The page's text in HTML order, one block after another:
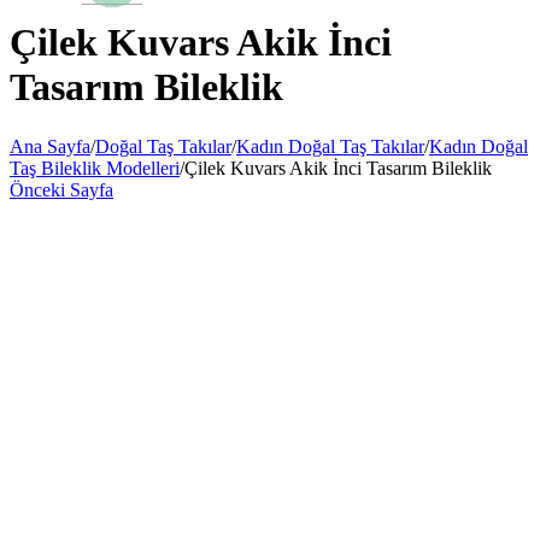
Çilek Kuvars Akik İnci
Tasarım Bileklik
Ana Sayfa/Doğal Taş Takılar/Kadın Doğal Taş Takılar/Kadın Doğal
Taş Bileklik Modelleri/Çilek Kuvars Akik İnci Tasarım Bileklik
Önceki Sayfa